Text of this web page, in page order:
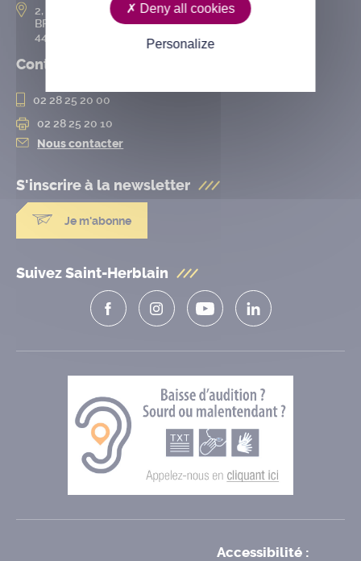
2, rue de l’Hôtel-de-Ville
BP 50167
44802 Saint-Herblain cedex
Contact
02 28 25 20 00
02 28 25 20 10
Nous contacter
S'inscrire à la newsletter
Je m'abonne
Suivez Saint-Herblain
Accessibilité :
Deny all cookies
Personalize